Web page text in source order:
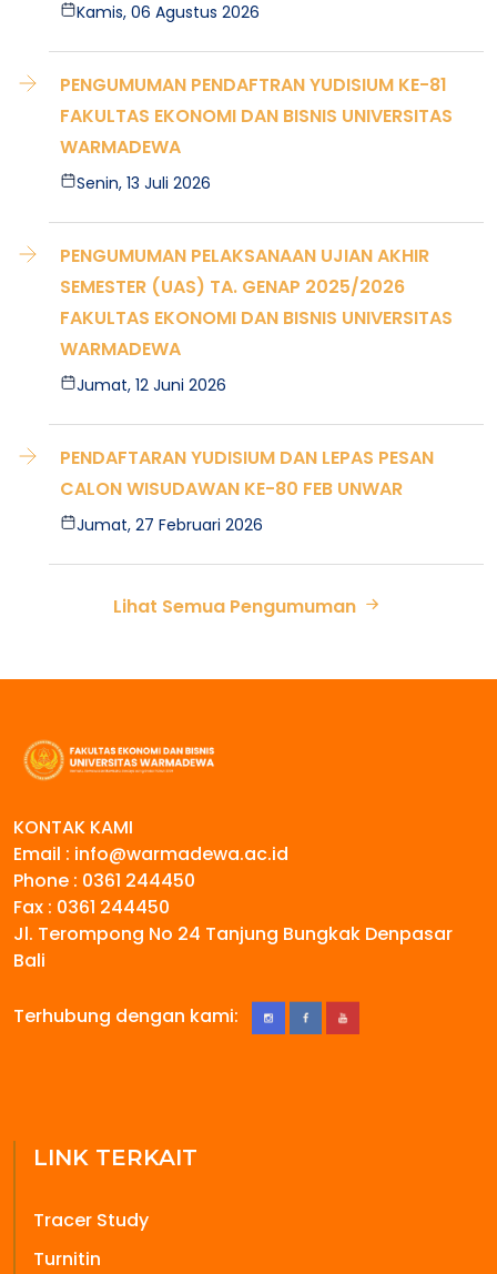
Kamis, 06 Agustus 2026
PENGUMUMAN PENDAFTRAN YUDISIUM KE-81
FAKULTAS EKONOMI DAN BISNIS UNIVERSITAS
WARMADEWA
Senin, 13 Juli 2026
PENGUMUMAN PELAKSANAAN UJIAN AKHIR
SEMESTER (UAS) TA. GENAP 2025/2026
FAKULTAS EKONOMI DAN BISNIS UNIVERSITAS
WARMADEWA
Jumat, 12 Juni 2026
PENDAFTARAN YUDISIUM DAN LEPAS PESAN
CALON WISUDAWAN KE-80 FEB UNWAR
Jumat, 27 Februari 2026
Lihat Semua Pengumuman
KONTAK KAMI
Email : info@warmadewa.ac.id
Phone : 0361 244450
Fax : 0361 244450
Jl. Terompong No 24 Tanjung Bungkak Denpasar
Bali
Terhubung dengan kami:
LINK TERKAIT
Tracer Study
Turnitin